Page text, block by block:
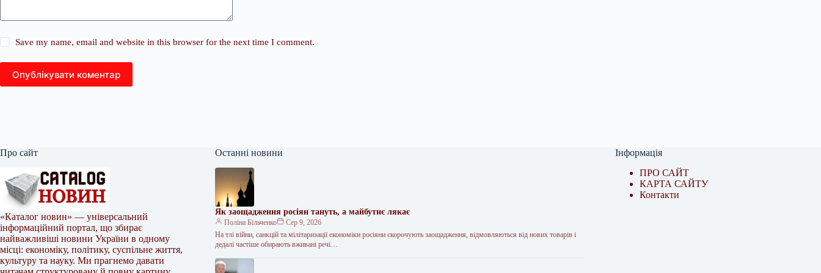
Save my name, email and website in this browser for the next time I comment.
Опублікувати коментар
Про сайт
«Каталог новин» — універсальний
інформаційний портал, що збирає
найважливіші новини України в одному
місці: економіку, політику, суспільне життя,
культуру та науку. Ми прагнемо давати
Останні новини
Як заощадження росіян тануть, а майбутнє лякає
Поліна Більченко
Сер 9, 2026
На тлі війни, санкцій та мілітаризації економіки росіяни скорочують заощадження, відмовляються від нових товарів і
дедалі частіше обирають вживані речі…
Інформація
ПРО САЙТ
КАРТА САЙТУ
Контакти